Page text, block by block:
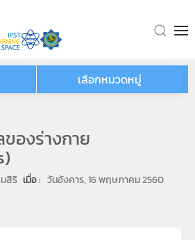
เลือกหมวดหมู่
องร่างกาย
สิริ เมื่อ : วันอังคาร, 16 พฤษภาคม 2560